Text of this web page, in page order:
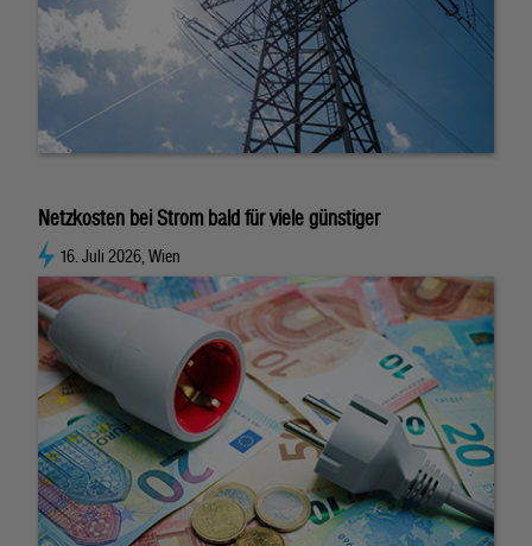
Netzkosten bei Strom bald für viele günstiger
16. Juli 2026, Wien